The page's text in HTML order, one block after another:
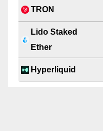
TRON
Lido Staked
Ether
Hyperliquid